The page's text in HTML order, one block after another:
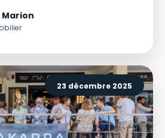
Marion
23 décembre 2025